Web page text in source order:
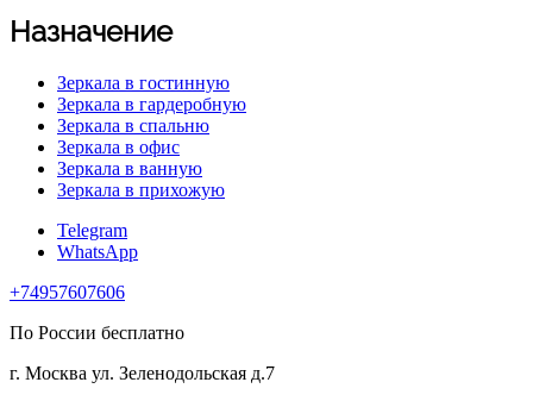
Назначение
Зеркала в гостинную
Зеркала в гардеробную
Зеркала в спальню
Зеркала в офис
Зеркала в ванную
Зеркала в прихожую
Telegram
WhatsApp
+74957607606
По России бесплатно
г. Москва ул. Зеленодольская д.7